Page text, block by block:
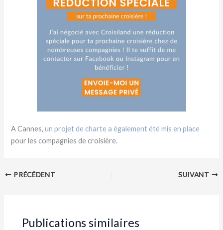
A Cannes,un projet de charte a également été mis en place
pour les compagnies de croisière.
PRÉCÉDENT SUIVANT
Publications similaires